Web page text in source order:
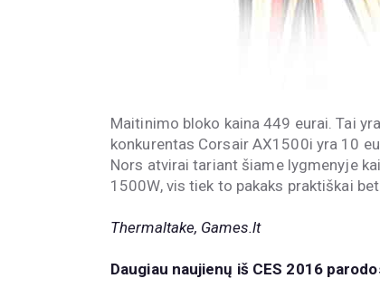
Maitinimo bloko kaina 449 eurai. Tai
konkurentas Corsair AX1500i yra 10
Nors atvirai tariant šiame lygmenyje
1500W, vis tiek to pakaks praktiškai
Thermaltake, Games.lt
Daugiau naujienų iš CES 2016